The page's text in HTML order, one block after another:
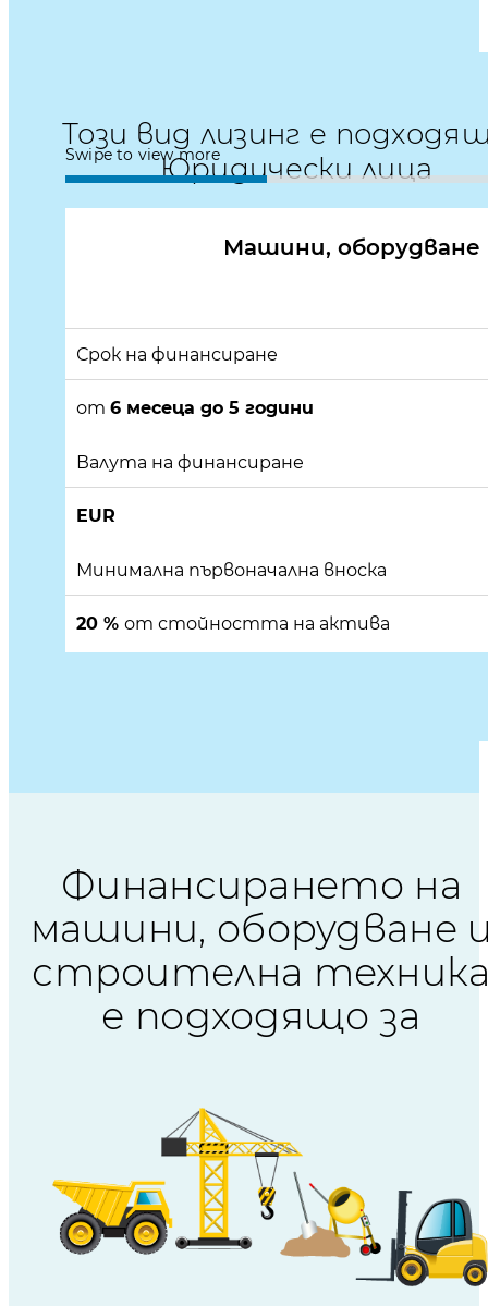
Този вид лизинг е
Юридически лица
Swipe to view more
Машини,
Срок на финансиране
от 6 месеца до 5 години
Валута на финансиране
EUR
Минимална първоначална вноска
20 % от стойността на актива
Финансирането на
машини, оборудване
строителна
е подходящо за